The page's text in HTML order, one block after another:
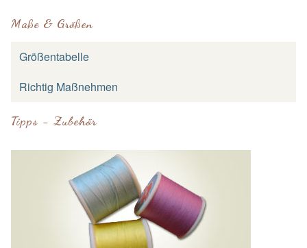
Maße & Größen
Größentabelle
Richtig Maßnehmen
Tipps - Zubehör